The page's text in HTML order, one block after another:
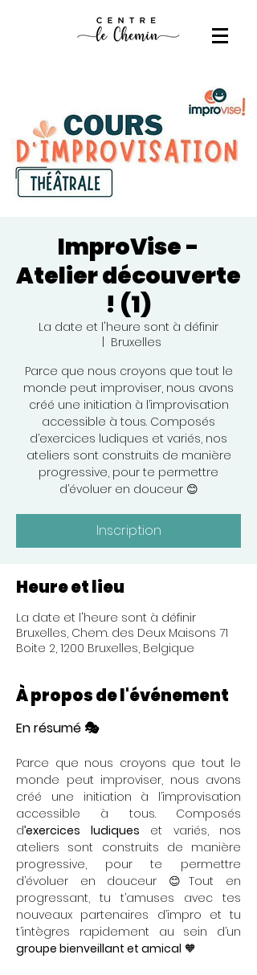
ImproVise -
Atelier découverte
! (1)
La date et l'heure sont à définir
Bruxelles
Parce que nous croyons que tout le
monde peut improviser, nous avons
créé une initiation à l’improvisation
accessible à tous. Composés
d’exercices ludiques et variés, nos
ateliers sont construits de manière
progressive, pour te permettre
d’évoluer en douceur 😊
Inscription
Heure et lieu
La date et l'heure sont à définir
Bruxelles, Chem. des Deux Maisons 71
Boite 2, 1200 Bruxelles, Belgique
À propos de l'événement
En résumé 🎭
Parce que nous croyons que tout le
monde peut improviser, nous avons
créé une initiation à l’improvisation
accessible à tous. Composés
d’exercices ludiques et variés, nos
ateliers sont construits de manière
progressive, pour te permettre
d’évoluer en douceur 😊Tout en
progressant, tu t’amuses avec tes
nouveaux partenaires d’impro et tu
groupe bienveillant et amical 🧡